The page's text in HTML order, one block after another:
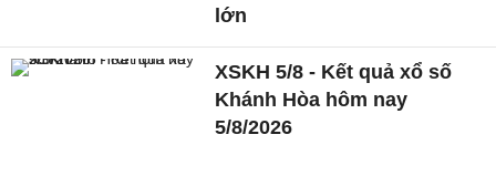
lớn
XSKH 5/8 - Kết quả xổ số
Khánh Hòa hôm nay
5/8/2026